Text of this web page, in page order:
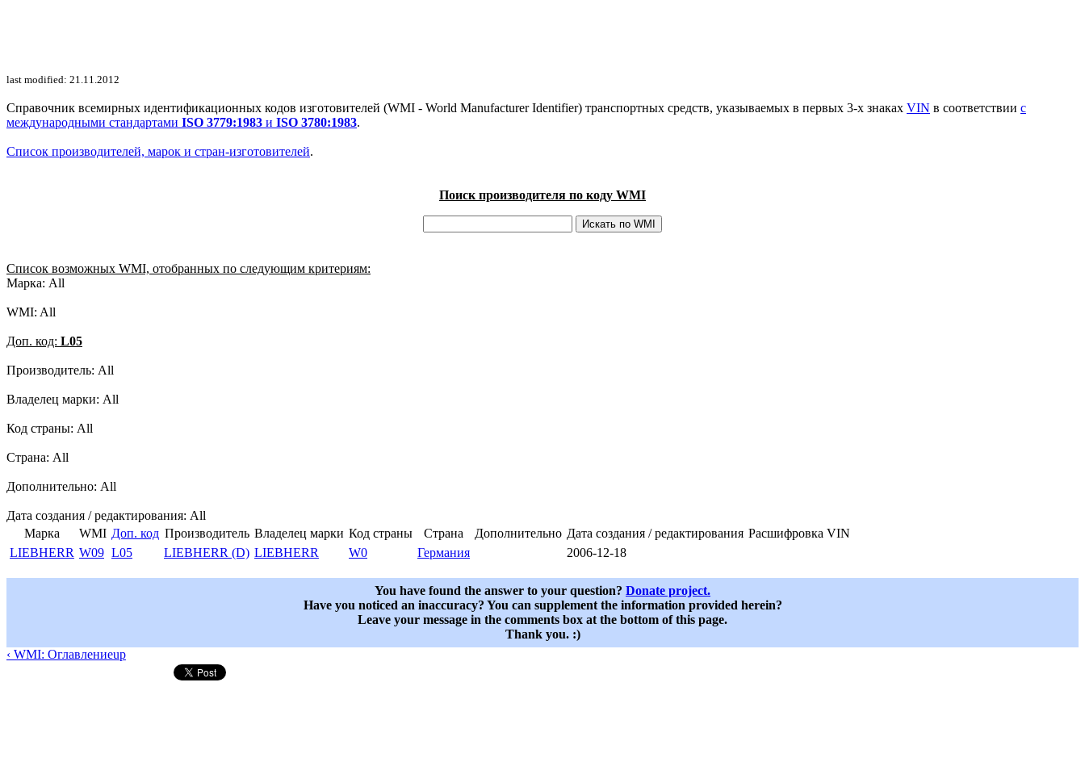
last modified: 21.11.2012
Справочник всемирных идентификационных кодов изготовителей (WMI - World Manufacturer Identifier) транспортных средств, указываемых в первых 3-х знаках VIN в соответствии с
международными стандартами ISO 3779:1983 и ISO 3780:1983.
Список производителей, марок и стран-изготовителей.
Поиск производителя по коду WMI
Список возможных WMI, отобранных по следующим критериям:
Марка: All
WMI: All
Доп. код: L05
Производитель: All
Владелец марки: All
Код страны: All
Страна: All
Дополнительно: All
Дата создания / редактирования: All
Марка
WMI Доп. код Производитель Владелец марки Код страны Страна Дополнительно Дата создания / редактирования Расшифровка VIN
LIEBHERR W09 L05 LIEBHERR (D) LIEBHERR W0 Германия 2006-12-18
You have found the answer to your question? Donate project.
Have you noticed an inaccuracy? You can supplement the information provided herein?
Leave your message in the comments box at the bottom of this page.
Thank you. :)
‹ WMI: Оглавлениеup